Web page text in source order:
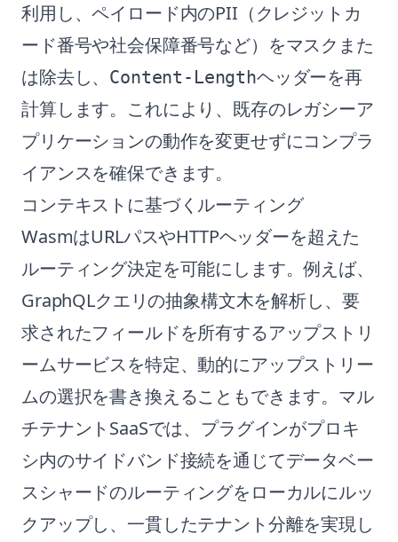
利用し、ペイロード内のPII（クレジットカ
ード番号や社会保障番号など）をマスクまた
は除去し、 Content-Lengthヘッダーを再
計算します。これにより、既存のレガシーア
プリケーションの動作を変更せずにコンプラ
イアンスを確保できます。
コンテキストに基づくルーティング
WasmはURLパスやHTTPヘッダーを超えた
ルーティング決定を可能にします。例えば、
GraphQLクエリの抽象構文木を解析し、要
求されたフィールドを所有するアップストリ
ームサービスを特定、動的にアップストリー
ムの選択を書き換えることもできます。マル
チテナントSaaSでは、プラグインがプロキ
シ内のサイドバンド接続を通じてデータベー
スシャードのルーティングをローカルにルッ
クアップし、一貫したテナント分離を実現し